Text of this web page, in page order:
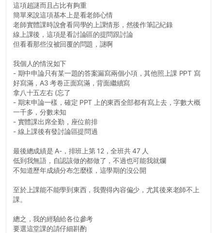
這項超謎而且占比有夠重
簡單來說這項基本上是看老師心情
老師實體課時說會看同學的上課情形，然後作筆記紀錄
線上課後，這項是看討論區的提問跟討論
但看看那些沒被回覆的問題，謎啊
我個人的情況如下
- 期中申論只有某一題的答案漏寫兩個小項，其他照上課 PPT 寫
好寫滿，A3 考卷正面寫滿，背面繼續寫
拿八十五左右 (忘了
- 期末申論一樣，確定 PPT 上的東西全部都有寫上去，字數大概
一千多，分數未知
- 實體課出席全勤，座位前排
- 線上課後有發討論區提問過
最後總成績是 A-，排班上第 12，全班共 47 人
低到我無語，自認該做的都做了，不過也可能我就爛
不知道歷年成績分布怎麼樣，這學期的沒公開
至於上課能不能學到東西，我覺得內容偏少，尤其後來老師不上
課。
總之，我的經驗給各位參考
要選這堂課的請仔細斟酌